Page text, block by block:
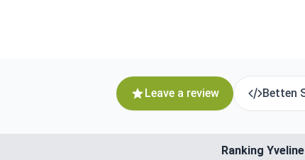
Leave a review Betten
Ranking